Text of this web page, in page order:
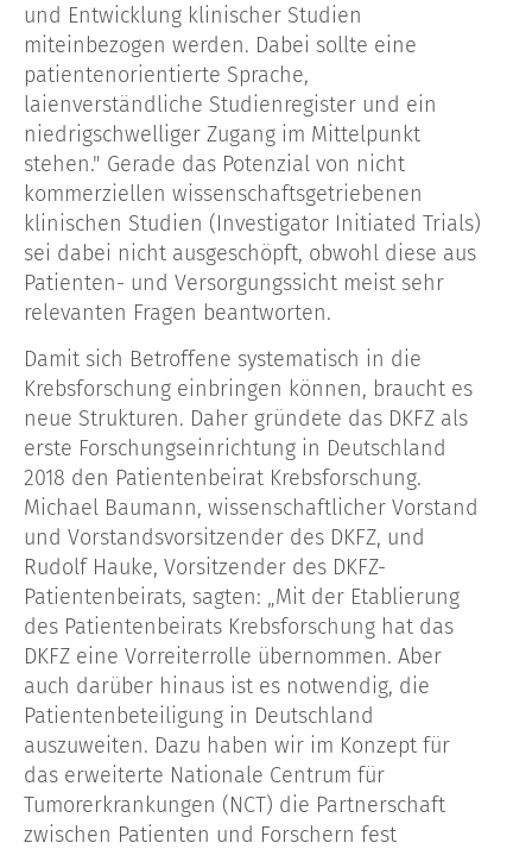
und Entwicklung klinischer Studien
miteinbezogen werden. Dabei sollte eine
patientenorientierte Sprache,
laienverständliche Studienregister und ein
niedrigschwelliger Zugang im Mittelpunkt
stehen." Gerade das Potenzial von nicht
kommerziellen wissenschaftsgetriebenen
klinischen Studien (Investigator Initiated Trials)
sei dabei nicht ausgeschöpft, obwohl diese aus
Patienten- und Versorgungssicht meist sehr
relevanten Fragen beantworten.
Damit sich Betroffene systematisch in die
Krebsforschung einbringen können, braucht es
neue Strukturen. Daher gründete das DKFZ als
erste Forschungseinrichtung in Deutschland
2018 den Patientenbeirat Krebsforschung.
Michael Baumann, wissenschaftlicher Vorstand
und Vorstandsvorsitzender des DKFZ, und
Rudolf Hauke, Vorsitzender des DKFZ-
Patientenbeirats, sagten: „Mit der Etablierung
des Patientenbeirats Krebsforschung hat das
DKFZ eine Vorreiterrolle übernommen. Aber
auch darüber hinaus ist es notwendig, die
Patientenbeteiligung in Deutschland
auszuweiten. Dazu haben wir im Konzept für
das erweiterte Nationale Centrum für
Tumorerkrankungen (NCT) die Partnerschaft
zwischen Patienten und Forschern fest